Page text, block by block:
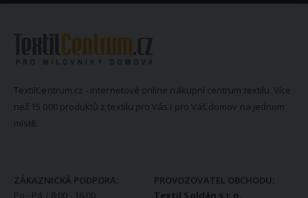
TextilCentrum.cz - internetové online nákupní centrum textilu. Více
než 15 000 produktů z textilu pro Vás i pro Váš domov na jednom
místě.
ZÁKAZNICKÁ PODPORA:
Po - Pá / 8:00 - 16:00
PROVOZOVATEL OBCHODU:
Textil Soldán s.r.o.